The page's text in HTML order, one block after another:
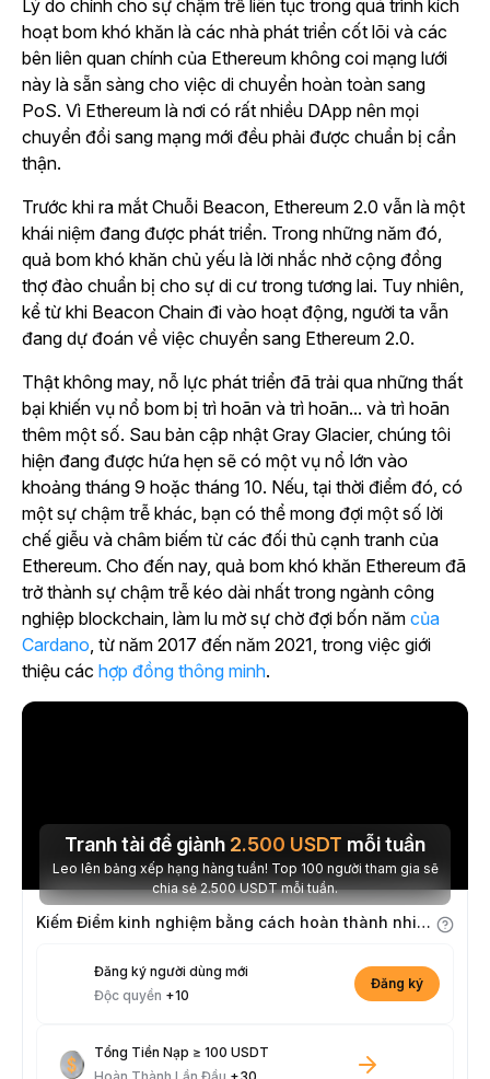
Lý do chính cho sự chậm trễ liên tục trong quá trình kích
hoạt bom khó khăn là các nhà phát triển cốt lõi và các
bên liên quan chính của Ethereum không coi mạng lưới
này là sẵn sàng cho việc di chuyển hoàn toàn sang
PoS. Vì Ethereum là nơi có rất nhiều DApp nên mọi
chuyển đổi sang mạng mới đều phải được chuẩn bị cẩn
thận.
Trước khi ra mắt Chuỗi Beacon, Ethereum 2.0 vẫn là một
khái niệm đang được phát triển. Trong những năm đó,
quả bom khó khăn chủ yếu là lời nhắc nhở cộng đồng
thợ đào chuẩn bị cho sự di cư trong tương lai. Tuy nhiên,
kể từ khi Beacon Chain đi vào hoạt động, người ta vẫn
đang dự đoán về việc chuyển sang Ethereum 2.0.
Thật không may, nỗ lực phát triển đã trải qua những thất
bại khiến vụ nổ bom bị trì hoãn và trì hoãn... và trì hoãn
thêm một số. Sau bản cập nhật Gray Glacier, chúng tôi
hiện đang được hứa hẹn sẽ có một vụ nổ lớn vào
khoảng tháng 9 hoặc tháng 10. Nếu, tại thời điểm đó, có
một sự chậm trễ khác, bạn có thể mong đợi một số lời
chế giễu và châm biếm từ các đối thủ cạnh tranh của
Ethereum. Cho đến nay, quả bom khó khăn Ethereum đã
trở thành sự chậm trễ kéo dài nhất trong ngành công
nghiệp blockchain, làm lu mờ sự chờ đợi bốn năm của
Cardano , từ năm 2017 đến năm 2021, trong việc giới
thiệu các hợp đồng thông minh.
Tranh tài để giành 2.500 USDT mỗi tuần
Leo lên bảng xếp hạng hàng tuần! Top 100 người tham gia sẽ
chia sẻ 2.500 USDT mỗi tuần.
Kiếm Điểm kinh nghiệm bằng cách hoàn thành nhiệm vụ
Đăng ký người dùng mới
Độc quyền +10
Đăng ký
Tổng Tiền Nạp ≥ 100 USDT